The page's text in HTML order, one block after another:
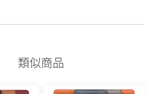
類似商品